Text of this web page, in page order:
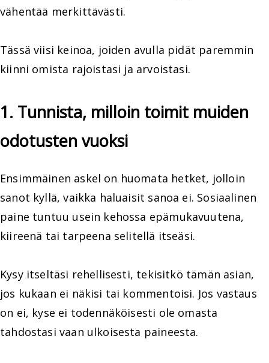
vähentää merkittävästi.
Tässä viisi keinoa, joiden avulla pidät paremmin
kiinni omista rajoistasi ja arvoistasi.
1. Tunnista, milloin toimit muiden
odotusten vuoksi
Ensimmäinen askel on huomata hetket, jolloin
sanot kyllä, vaikka haluaisit sanoa ei. Sosiaalinen
paine tuntuu usein kehossa epämukavuutena,
kiireenä tai tarpeena selitellä itseäsi.
Kysy itseltäsi rehellisesti, tekisitkö tämän asian,
jos kukaan ei näkisi tai kommentoisi. Jos vastaus
on ei, kyse ei todennäköisesti ole omasta
tahdostasi vaan ulkoisesta paineesta.